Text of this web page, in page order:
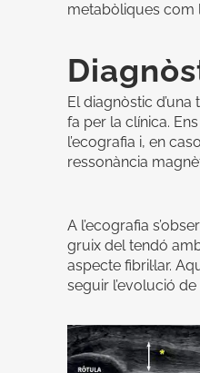
metabòliques com
El diagnòstic
fa per la clínica.
l’ecografia i, en
ressonància
A l’ecografia
gruix del tendó
aspecte fibril·lar.
seguir l’evolució